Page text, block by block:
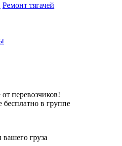
Ремонт тягачей
перевозчиков!
бесплатно в группе
вашего груза